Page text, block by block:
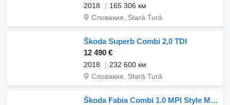
2018
165 306 км
Словакия, Stará Turá
Škoda Superb Combi 2,0 TDI
12 490 €
2018
232 600 км
Словакия, Stará Turá
Škoda Fabia Combi 1.0 MPI Style MT/5 55kW / AJ NA SPLÁTKY / PROTIÚČET